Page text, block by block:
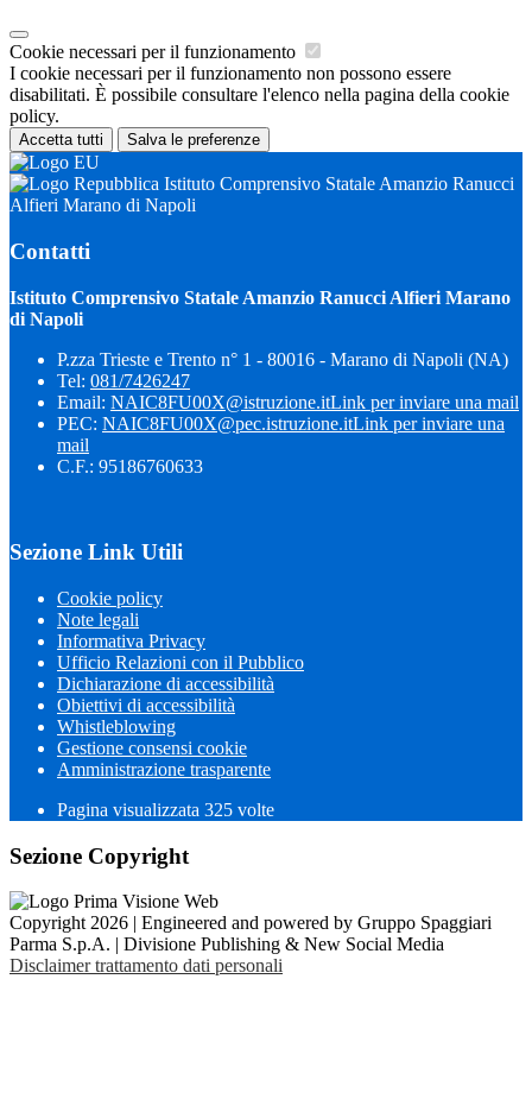
Cookie necessari per il funzionamento
I cookie necessari per il funzionamento non possono essere
disabilitati. È possibile consultare l'elenco nella pagina della cookie
policy.
Accetta tutti Salva le preferenze
Istituto Comprensivo Statale Amanzio Ranucci
Alfieri Marano di Napoli
Contatti
Istituto Comprensivo Statale Amanzio Ranucci Alfieri Marano
di Napoli
P.zza Trieste e Trento n° 1 - 80016 - Marano di Napoli (NA)
Tel: 081/7426247
Email: NAIC8FU00X@istruzione.itLink per inviare una mail
PEC: NAIC8FU00X@pec.istruzione.itLink per inviare una
mail
C.F.: 95186760633
Sezione Link Utili
Cookie policy
Note legali
Informativa Privacy
Ufficio Relazioni con il Pubblico
Dichiarazione di accessibilità
Obiettivi di accessibilità
Whistleblowing
Gestione consensi cookie
Amministrazione trasparente
Pagina visualizzata 325 volte
Sezione Copyright
Copyright 2026 | Engineered and powered by Gruppo Spaggiari
Parma S.p.A. | Divisione Publishing & New Social Media
Disclaimer trattamento dati personali